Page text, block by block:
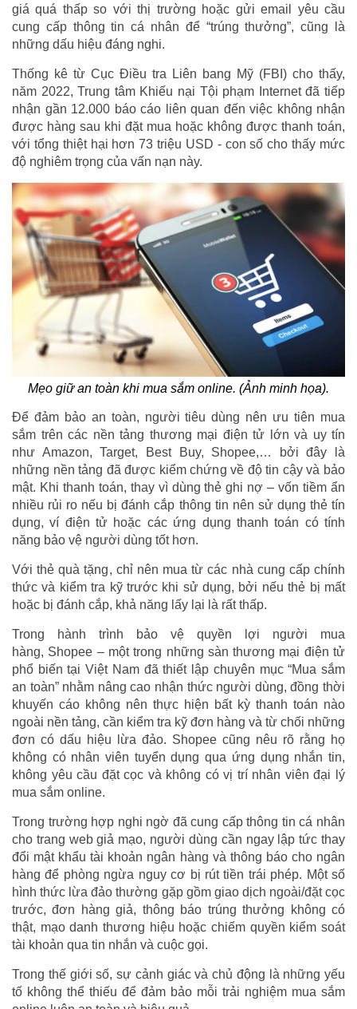
giá quá thấp so với thị trường hoặc gửi email yêu cầu
cung cấp thông tin cá nhân để “trúng thưởng”, cũng là
những dấu hiệu đáng nghi.
Thống kê từ Cục Điều tra Liên bang Mỹ (FBI) cho thấy,
năm 2022, Trung tâm Khiếu nại Tội phạm Internet đã tiếp
nhận gần 12.000 báo cáo liên quan đến việc không nhận
được hàng sau khi đặt mua hoặc không được thanh toán,
với tổng thiệt hại hơn 73 triệu USD - con số cho thấy mức
độ nghiêm trọng của vấn nạn này.
Mẹo giữ an toàn khi mua sắm online. (Ảnh minh họa).
Để đảm bảo an toàn, người tiêu dùng nên ưu tiên mua
sắm trên các nền tảng thương mại điện tử lớn và uy tín
như Amazon, Target, Best Buy, Shopee,… bởi đây là
những nền tảng đã được kiểm chứng về độ tin cậy và bảo
mật. Khi thanh toán, thay vì dùng thẻ ghi nợ – vốn tiềm ẩn
nhiều rủi ro nếu bị đánh cắp thông tin nên sử dụng thẻ tín
dụng, ví điện tử hoặc các ứng dụng thanh toán có tính
năng bảo vệ người dùng tốt hơn.
Với thẻ quà tặng, chỉ nên mua từ các nhà cung cấp chính
thức và kiểm tra kỹ trước khi sử dụng, bởi nếu thẻ bị mất
hoặc bị đánh cắp, khả năng lấy lại là rất thấp.
Trong hành trình bảo vệ quyền lợi người mua
hàng, Shopee – một trong những sàn thương mại điện tử
phổ biến tại Việt Nam đã thiết lập chuyên mục “Mua sắm
an toàn” nhằm nâng cao nhận thức người dùng, đồng thời
khuyến cáo không nên thực hiện bất kỳ thanh toán nào
ngoài nền tảng, cần kiểm tra kỹ đơn hàng và từ chối những
đơn có dấu hiệu lừa đảo. Shopee cũng nêu rõ rằng họ
không có nhân viên tuyển dụng qua ứng dụng nhắn tin,
không yêu cầu đặt cọc và không có vị trí nhân viên đại lý
mua sắm online.
Trong trường hợp nghi ngờ đã cung cấp thông tin cá nhân
cho trang web giả mạo, người dùng cần ngay lập tức thay
đổi mật khẩu tài khoản ngân hàng và thông báo cho ngân
hàng để phòng ngừa nguy cơ bị rút tiền trái phép. Một số
hình thức lừa đảo thường gặp gồm giao dịch ngoài/đặt cọc
trước, đơn hàng giả, thông báo trúng thưởng không có
thật, mạo danh thương hiệu hoặc chiếm quyền kiểm soát
tài khoản qua tin nhắn và cuộc gọi.
Trong thế giới số, sự cảnh giác và chủ động là những yếu
tố không thể thiếu để đảm bảo mỗi trải nghiệm mua sắm